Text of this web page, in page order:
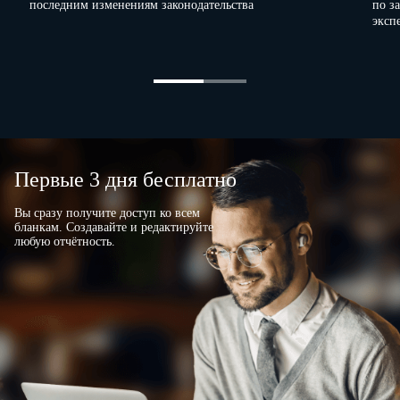
(номер контактного телефона)
последним изменениям законодательства
по
Первые 3 дня бесплатно
Вы сразу получите доступ ко всем
бланкам. Создавайте и редактируйте
любую отчётность.